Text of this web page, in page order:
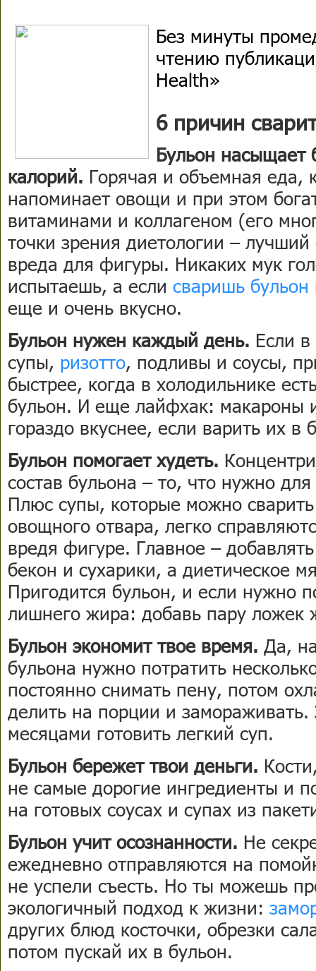
Без минуты
чтению
Health»
6 причин
Бульон насыщает
калорий. Горячая и объемная еда,
напоминает овощи и при этом
витаминами и коллагеном (его
точки зрения диетологии –
вреда для фигуры. Никаких мук
испытаешь, а если сваришь бульон
еще и очень вкусно.
Бульон нужен каждый день. Если
супы, ризотто, подливы и соусы,
быстрее, когда в холодильнике
бульон. И еще лайфхак: макароны
гораздо вкуснее, если варить их в
Бульон помогает худеть.
состав бульона – то, что нужно
Плюс супы, которые можно
овощного отвара, легко
вредя фигуре. Главное –
бекон и сухарики, а диетическое
Пригодится бульон, и если нужно
лишнего жира: добавь пару ложек
Бульон экономит твое время. Да,
бульона нужно потратить
постоянно снимать пену, потом
делить на порции и
месяцами готовить легкий суп.
Бульон бережет твои деньги.
не самые дорогие ингредиенты и
на готовых соусах и супах из
Бульон учит осознанности. Не
ежедневно отправляются на
не успели съесть. Но ты можешь
экологичный подход к жизни:
других блюд косточки, обрезки
потом пускай их в бульон.